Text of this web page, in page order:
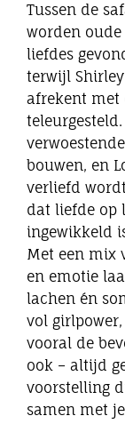
Tussen de
worden
liefdes
terwijl
afrekent met
bouwen, en
verliefd
dat liefde op
ingewikkeld
Met een mix
en emotie
lachen én
vol
vooral de
ook – altijd
voorstelling
samen met